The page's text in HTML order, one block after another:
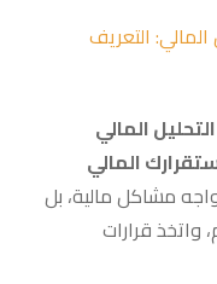
المالي: التعريف
التحليل المالي
المالي
مشاكل مالية، بل
واتخذ قرارات